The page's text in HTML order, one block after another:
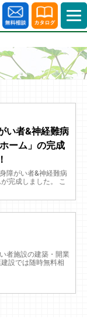
い者&神経難病
ーム」の完成
障がい者&神経難病
完成しました。 こ
者施設の建築・開業
設では随時無料相